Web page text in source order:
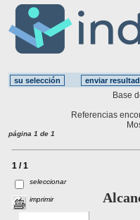
Base
Referencias
página 1 de 1
1 / 1
seleccionar
imprimir